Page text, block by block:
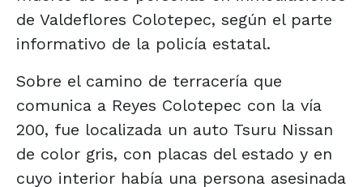
de Valdeflores Colotepec, según el parte
informativo de la policía estatal.
Sobre el camino de terracería que
comunica a Reyes Colotepec con la vía
200, fue localizada un auto Tsuru Nissan
de color gris, con placas del estado y en
cuyo interior había una persona asesinada